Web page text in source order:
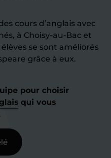
cours d’anglais avec
à Choisy-au-Bac et
se sont améliorés
grâce à eux.
pour choisir
qui vous